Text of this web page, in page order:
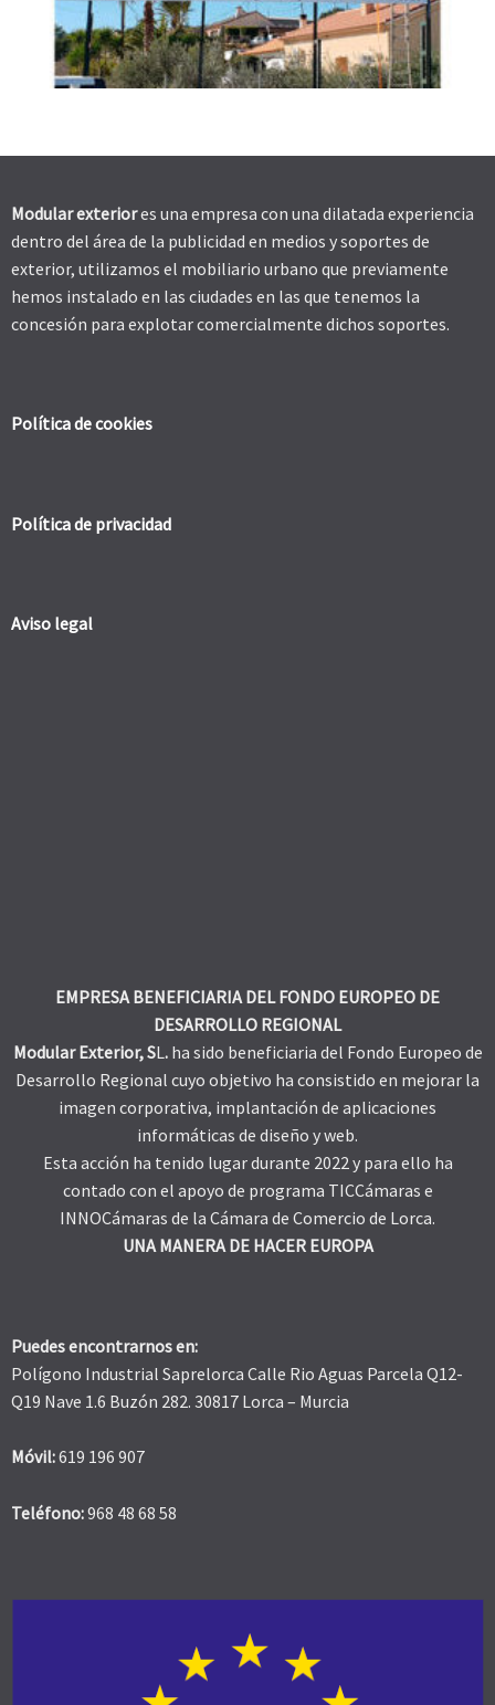
Modular exteriores una empresa con una dilatada experiencia
dentro del área de la publicidad en medios y soportes de
exterior, utilizamos el mobiliario urbano que previamente
hemos instalado en las ciudades en las que tenemos la
concesión para explotar comercialmente dichos soportes.
Política de cookies
Política de privacidad
Aviso legal
EMPRESA BENEFICIARIA DEL FONDO EUROPEO DE
DESARROLLO REGIONAL
Modular Exterior, SL.ha sido beneficiaria del Fondo Europeo de
Desarrollo Regional cuyo objetivo ha consistido en mejorar la
imagen corporativa, implantación de aplicaciones
informáticas de diseño y web.
Esta acción ha tenido lugar durante 2022 y para ello ha
contado con el apoyo de programa TICCámaras e
INNOCámaras de la Cámara de Comercio de Lorca.
UNA MANERA DE HACER EUROPA
Puedes encontrarnos en:
Polígono Industrial Saprelorca Calle Rio Aguas Parcela Q12-
Q19 Nave 1.6 Buzón 282. 30817 Lorca – Murcia
Móvil:619 196 907
Teléfono:968 48 68 58